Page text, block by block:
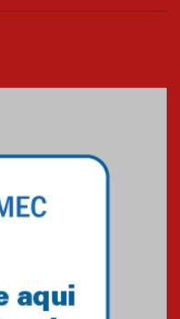
mundial em
do HUEM
sobre
contra
2026 prorroga
até 14 de agosto